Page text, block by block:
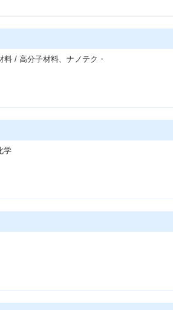
/ 高分子材料、ナノテク・
学